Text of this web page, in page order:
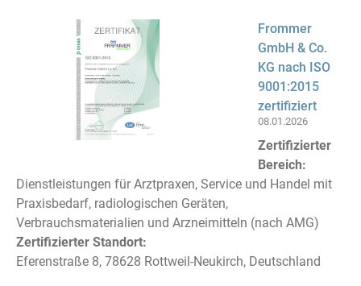
Frommer
GmbH & Co.
KG nach ISO
9001:2015
zertifiziert
08.01.2026
Zertifizierter
Bereich:
Dienstleistungen für Arztpraxen, Service und Handel mit
Praxisbedarf, radiologischen Geräten,
Verbrauchsmaterialien und Arzneimitteln (nach AMG)
Zertifizierter Standort:
Eferenstraße 8, 78628 Rottweil-Neukirch, Deutschland